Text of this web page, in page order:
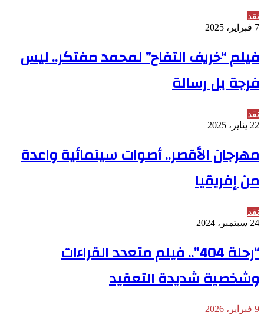
نقد
7 فبراير، 2025
فيلم “خريف التفاح” لمحمد مفتكر.. ليس
فرجة بل رسالة
نقد
22 يناير، 2025
مهرجان الأقصر.. أصوات سينمائية واعدة
من إفريقيا
نقد
24 سبتمبر، 2024
“رحلة 404”.. فيلم متعدد القراءات
وشخصية شديدة التعقيد
9 فبراير، 2026